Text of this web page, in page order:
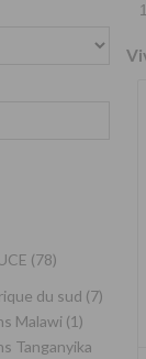
(78)
du sud (7)
Malawi (1)
Tanganyika